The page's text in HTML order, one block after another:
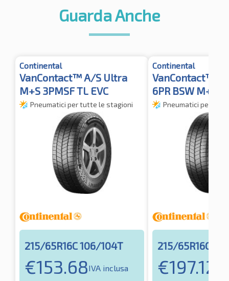
Guarda Anche
Continental
VanContact™ A/S Ultra
M+S 3PMSF TL EVC
Pneumatici per tutte le stagioni
215/65R16C 106/104T
€153.68IVA inclusa
Continental
VanContact™
6PR BSW M+S
Pneumatici per
215/65R16C
€197.12